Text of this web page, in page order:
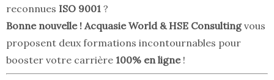
reconnues ISO 9001 ?
Bonne nouvelle ! Acquasie World & HSE Consultingvous
proposent deux formations incontournables pour
booster votre carrière 100% en ligne!